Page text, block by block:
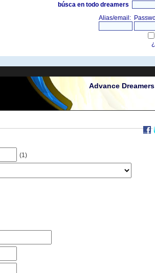
búsca en todo dreamers
Advance Dreamers
(1)